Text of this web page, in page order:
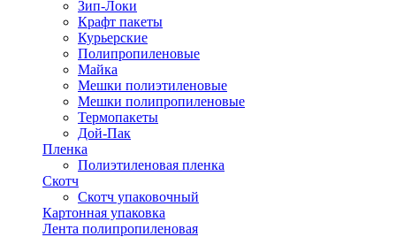
Зип-Локи
Крафт пакеты
Курьерские
Полипропиленовые
Майка
Мешки полиэтиленовые
Мешки полипропиленовые
Термопакеты
Дой-Пак
Пленка
Полиэтиленовая пленка
Скотч
Скотч упаковочный
Картонная упаковка
Лента полипропиленовая